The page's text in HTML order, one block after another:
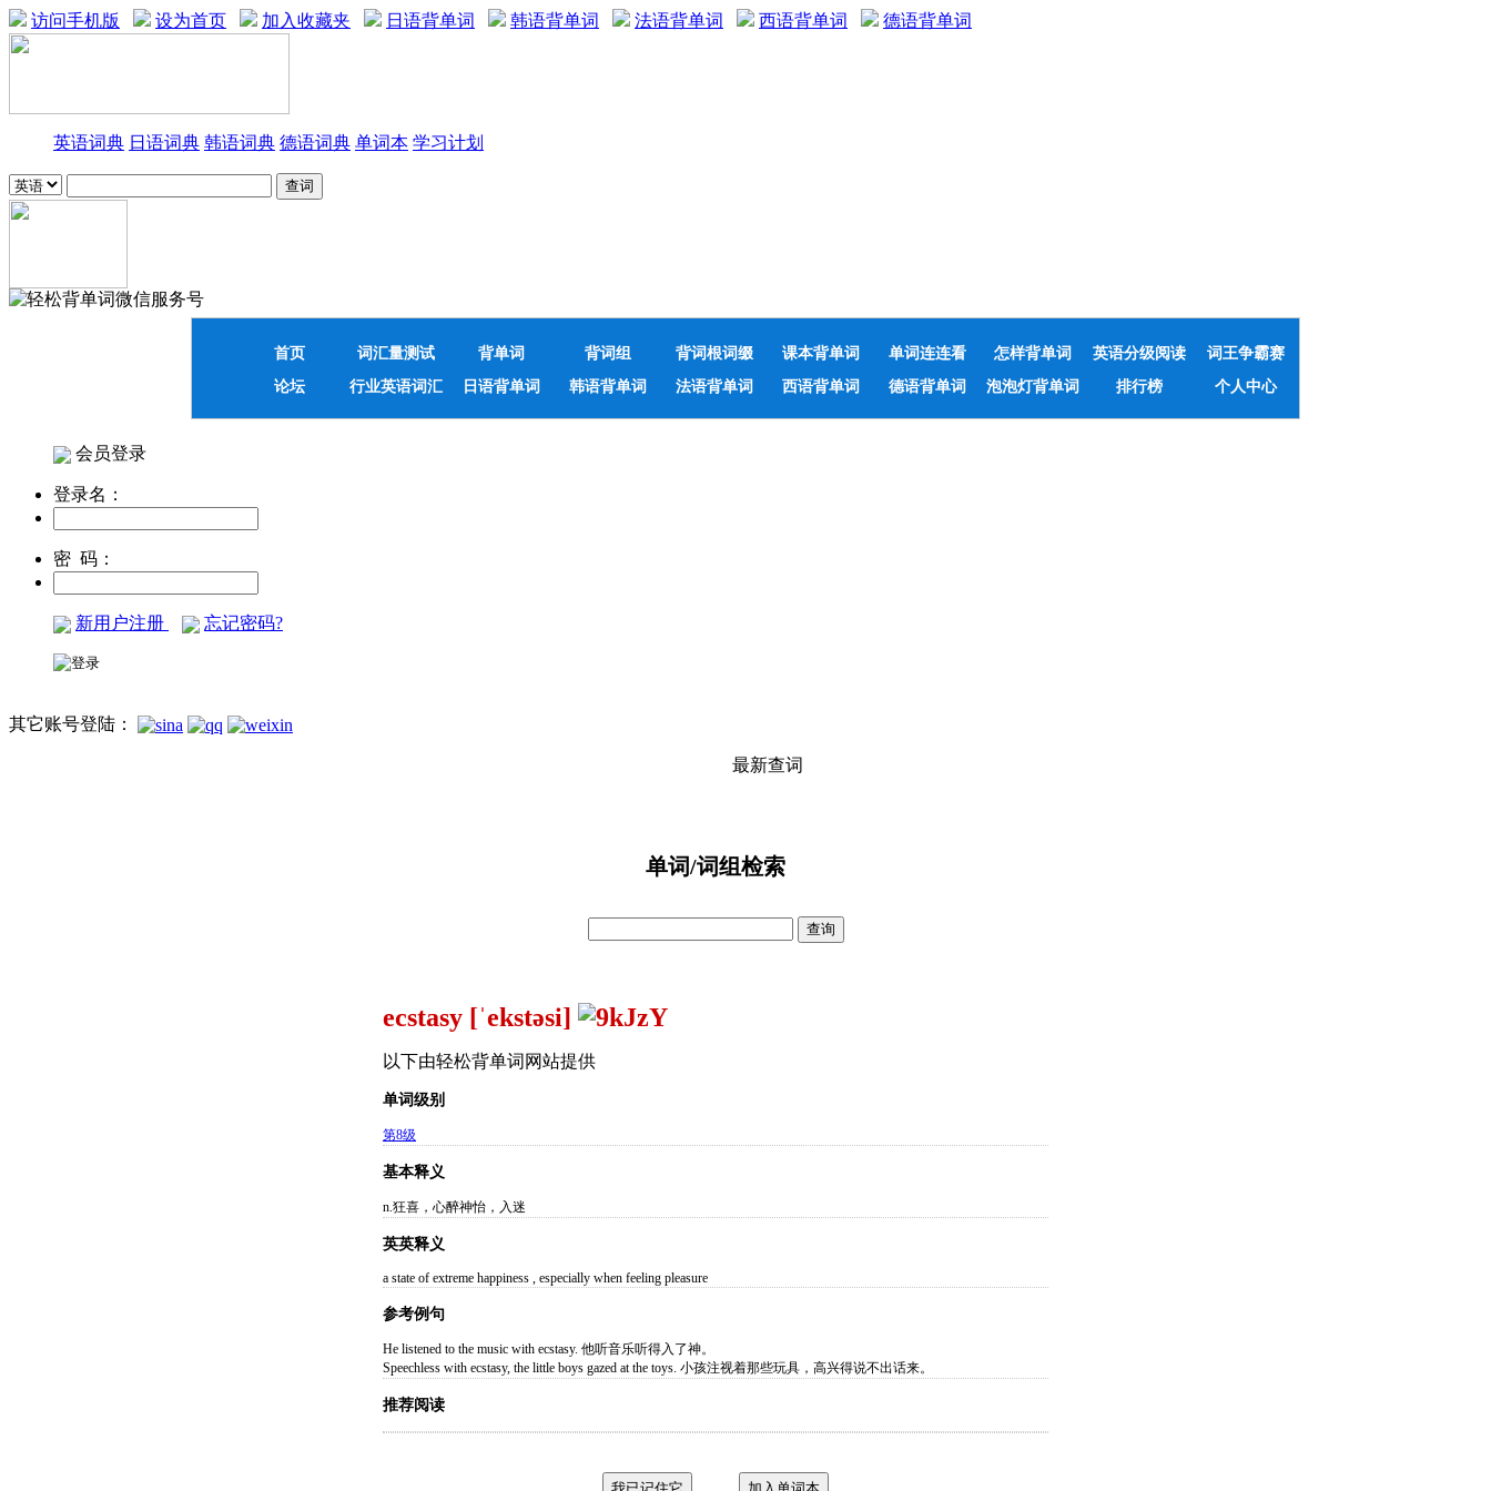
访问手机版 设为首页 加入收藏夹 日语背单词 韩语背单词 法语背单词 西语背单词 德语背单词
英语词典 日语词典 韩语词典 德语词典 单词本 学习计划
首页 词汇量测试 背单词 背词组 背词根词缀 课本背单词 单词连连看 怎样背单词 英语分级阅读
词王争霸赛
论坛
行业英语词汇 日语背单词 韩语背单词 法语背单词 西语背单词 德语背单词 泡泡灯背单词 排行榜 个人中心
会员登录
登录名：
密 码：
新用户注册 忘记密码?
其它账号登陆：
最新查词
单词/词组检索
ecstasy [ˈekstəsi]
以下由轻松背单词网站提供
单词级别
第8级
基本释义
n.狂喜，心醉神怡，入迷
英英释义
a state of extreme happiness , especially when feeling pleasure
参考例句
He listened to the music with ecstasy. 他听音乐听得入了神。
Speechless with ecstasy, the little boys gazed at the toys. 小孩注视着那些玩具，高兴得说不出话来。
推荐阅读